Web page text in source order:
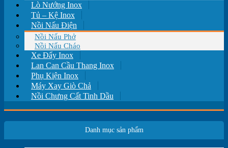
Lò Nướng Inox
Tủ – Kệ Inox
Nồi Nấu Điện
Nồi Nấu Phở
Nồi Nấu Cháo
Xe Đẩy Inox
Lan Can Cầu Thang Inox
Phụ Kiện Inox
Máy Xay Giò Chả
Nồi Chưng Cất Tinh Dầu
Danh mục sản phẩm